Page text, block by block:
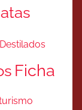
Destilados
Ficha